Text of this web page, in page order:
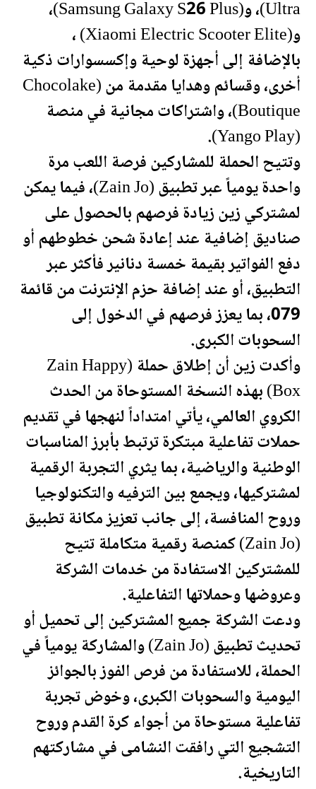
Ultra)، و(Samsung Galaxy S26 Plus)،
و(Xiaomi Electric Scooter Elite) ،
بالإضافة إلى أجهزة لوحية وإكسسوارات ذكية
أخرى، وقسائم وهدايا مقدمة من (Chocolake
Boutique)، واشتراكات مجانية في منصة
(Yango Play).
وتتيح الحملة للمشاركين فرصة اللعب مرة
واحدة يومياً عبر تطبيق (Zain Jo)، فيما يمكن
لمشتركي زين زيادة فرصهم بالحصول على
صناديق إضافية عند إعادة شحن خطوطهم أو
دفع الفواتير بقيمة خمسة دنانير فأكثر عبر
التطبيق، أو عند إضافة حزم الإنترنت من قائمة
079، بما يعزز فرصهم في الدخول إلى
السحوبات الكبرى.
وأكدت زين أن إطلاق حملة (Zain Happy
Box) بهذه النسخة المستوحاة من الحدث
الكروي العالمي، يأتي امتداداً لنهجها في تقديم
حملات تفاعلية مبتكرة ترتبط بأبرز المناسبات
الوطنية والرياضية، بما يثري التجربة الرقمية
لمشتركيها، ويجمع بين الترفيه والتكنولوجيا
وروح المنافسة، إلى جانب تعزيز مكانة تطبيق
(Zain Jo) كمنصة رقمية متكاملة تتيح
للمشتركين الاستفادة من خدمات الشركة
وعروضها وحملاتها التفاعلية.
ودعت الشركة جميع المشتركين إلى تحميل أو
تحديث تطبيق (Zain Jo) والمشاركة يومياً في
الحملة، للاستفادة من فرص الفوز بالجوائز
اليوميةوالسحوبات الكبرى، وخوض تجربة
تفاعلية مستوحاة من أجواء كرة القدم وروح
التشجيع التي رافقت النشامى في مشاركتهم
التاريخية.